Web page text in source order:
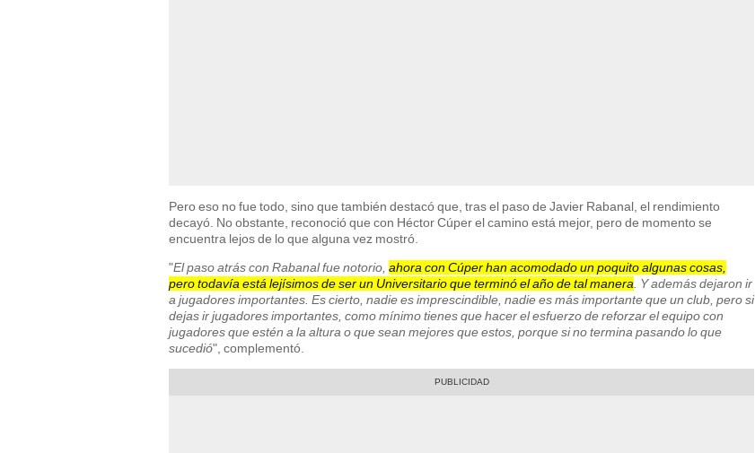
Pero eso no fue todo, sino que también destacó que, tras el paso de Javier Rabanal, el rendimiento
decayó. No obstante, reconoció que con Héctor Cúper el camino está mejor, pero de momento se
encuentra lejos de lo que alguna vez mostró.
"El paso atrás con Rabanal fue notorio, ahora con Cúper han acomodado un poquito algunas cosas,
pero todavía está lejísimos de ser un Universitario que terminó el año de tal manera . Y además dejaron ir
a jugadores importantes. Es cierto, nadie es imprescindible, nadie es más importante que un club, pero si
dejas ir jugadores importantes, como mínimo tienes que hacer el esfuerzo de reforzar el equipo con
jugadores que estén a la altura o que sean mejores que estos, porque si no termina pasando lo que
sucedió", complementó.